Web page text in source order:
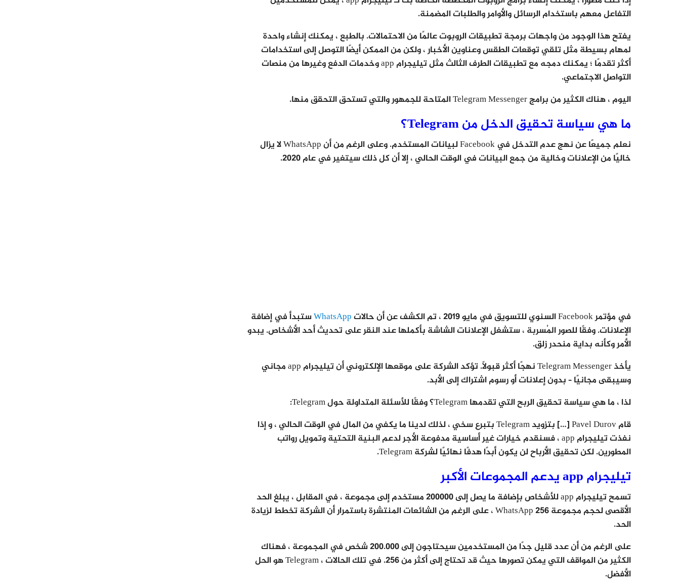
التفاعل معهم باستخدام الرسائل والأوامر والطلبات المضمنة.
يفتح هذا الوجود من واجهات برمجة تطبيقات الروبوت عالمًا من الاحتمالات. بالطبع ، يمكنك إنشاء واحدة
لمهام بسيطة مثل تلقي توقعات الطقس وعناوين الأخبار ، ولكن من الممكن أيضًا التوصل إلى استخدامات
أكثر تقدمًا ؛ يمكنك دمجه مع تطبيقات الطرف الثالث مثل تيليجرام app وخدمات الدفع وغيرها من منصات
التواصل الاجتماعي.
اليوم ، هناك الكثير من برامج Telegram Messenger المتاحة للجمهور والتي تستحق التحقق منها.
ما هي سياسة تحقيق الدخل من Telegram؟
نعلم جميعًا عن نهج عدم التدخل في Facebook لبيانات المستخدم. وعلى الرغم من أن WhatsApp لا يزال
خاليًا من الإعلانات وخالية من جمع البيانات في الوقت الحالي ، إلا أن كل ذلك سيتغير في عام 2020.
في مؤتمر Facebook السنوي للتسويق في مايو 2019 ، تم الكشف عن أن حالات WhatsAppستبدأ في إضافة
الإعلانات. وفقًا للصور المُسربة ، ستشغل الإعلانات الشاشة بأكملها عند النقر على تحديث أحد الأشخاص. يبدو
الأمر وكأنه بداية منحدر زلق.
يأخذ Telegram Messenger نهجًا أكثر قبولًا. تؤكد الشركة على موقعها الإلكتروني أن تيليجرام app مجاني
وسيبقى مجانيًا – بدون إعلانات أو رسوم اشتراك إلى الأبد.
لذا ، ما هي سياسة تحقيق الربح التي تقدمها Telegram؟ وفقًا للأسئلة المتداولة حول Telegram:
قام Pavel Durov […] بتزويد Telegram بتبرع سخي ، لذلك لدينا ما يكفي من المال في الوقت الحالي ، و إذا
نفذت تيليجرام app ، فسنقدم خيارات غير أساسية مدفوعة الأجر لدعم البنية التحتية وتمويل رواتب
المطورين. لكن تحقيق الأرباح لن يكون أبدًا هدفًا نهائيًا لشركة Telegram.
تيليجرام app يدعم المجموعات الأكبر
تسمح تيليجرام app للأشخاص بإضافة ما يصل إلى 200000 مستخدم إلى مجموعة ، في المقابل ، يبلغ الحد
الأقصى لحجم مجموعة WhatsApp 256 ، على الرغم من الشائعات المنتشرة باستمرار أن الشركة تخطط لزيادة
الحد.
على الرغم من أن عدد قليل جدًا من المستخدمين سيحتاجون إلى 200.000 شخص في المجموعة ، فهناك
الكثير من المواقف التي يمكن تصورها حيث قد تحتاج إلى أكثر من 256. في تلك الحالات ، Telegram هو الحل
الأفضل.